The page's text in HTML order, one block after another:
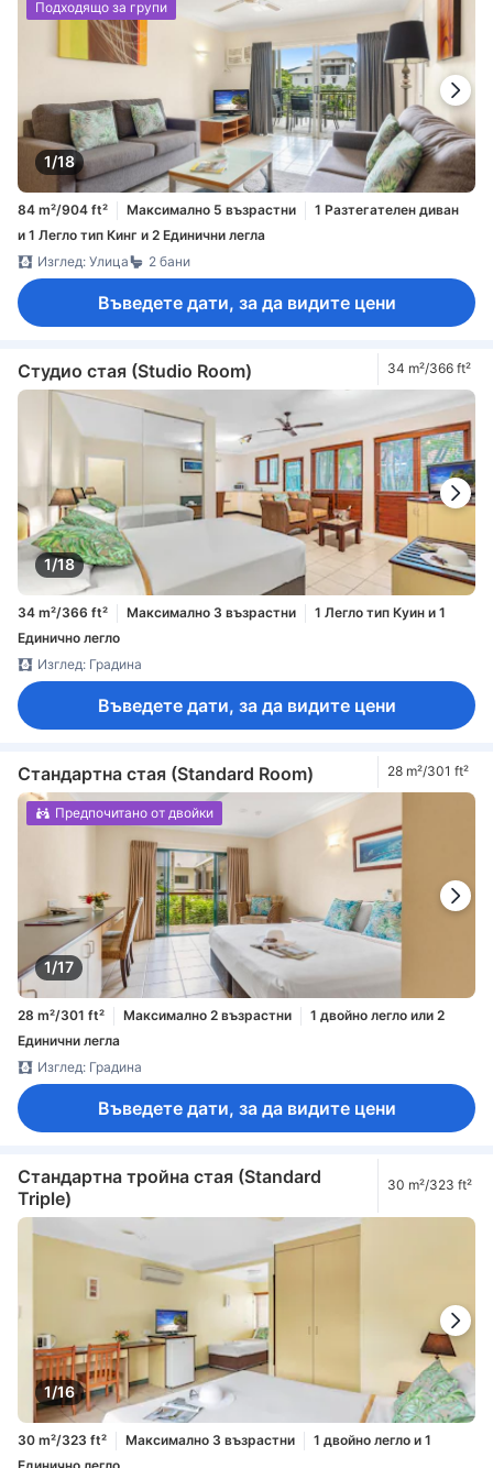
1/18
Подходящо за групи
84 m²/904 ft² Максимално 5 възрастни
1 Разтегателен диван
и 1 Легло тип Кинг и 2 Единични легла
Изглед: Улица
2 бани
Въведете дати, за да видите цени
Студио стая (Studio Room) 34 m²/366 ft²
1/18
34 m²/366 ft² Максимално 3 възрастни
1 Легло тип Куин и 1
Единично легло
Изглед: Градина
Въведете дати, за да видите цени
Стандартна стая (Standard Room) 28 m²/301 ft²
1/17
Предпочитано от двойки
28 m²/301 ft² Максимално 2 възрастни
1 двойно легло или 2
Единични легла
Изглед: Градина
Въведете дати, за да видите цени
Стандартна тройна стая (Standard
Triple)
30 m²/323 ft²
1/16
30 m²/323 ft² Максимално 3 възрастни
1 двойно легло и 1